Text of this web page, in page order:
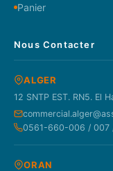
Panier
Nous Contacter
ALGER
12 SNTP EST. RN5. El
0561-660-006 / 007
ORAN